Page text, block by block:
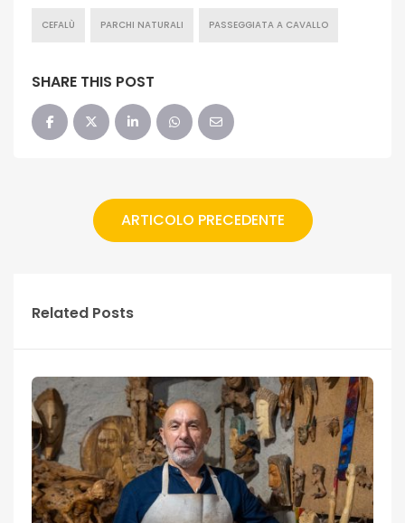
CEFALÙ PARCHI NATURALI PASSEGGIATA A CAVALLO
SHARE THIS POST
ARTICOLO PRECEDENTE
Related Posts